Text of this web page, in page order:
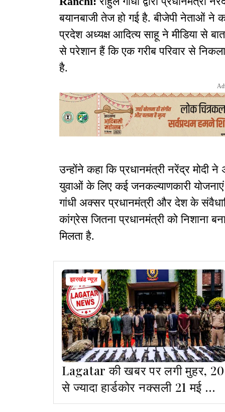
बयानबाजी तेज हो गई है. बीजेपी नेताओं ने
प्रदेश अध्यक्ष आदित्य साहू ने मीडिया से
से परेशान हैं कि एक गरीब परिवार से
है.
उन्होंने कहा कि प्रधानमंत्री नरेंद्र मोदी
युवाओं के लिए कई जनकल्याणकारी
गांधी अक्सर प्रधानमंत्री और देश के
कांग्रेस जितना प्रधानमंत्री को निशाना
मिलता है.
झारखंड न्यूज़
Lagatar की खबर पर लगी मुहर, 20
से ज्यादा हार्डकोर नक्सली 21 मई को
करेंगे सरेंडर